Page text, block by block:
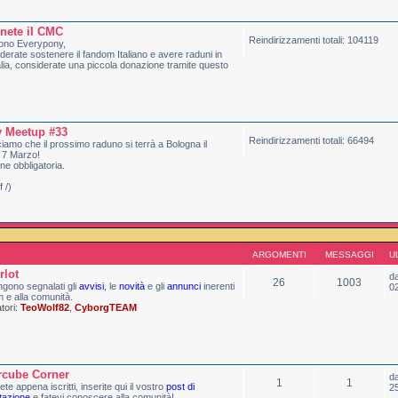
il CMC
Everypony,
sostenere il fandom Italiano e avere raduni in
considerate una piccola donazione tramite questo
Reindirizzamenti totali: 104119
Meetup #33
che il prossimo raduno si terrà a Bologna il
Marzo!
obbligatoria.
/)
Reindirizzamenti totali: 66494
ARGOMENTI MESSAGGI
segnalati gli avvisi , le novità e gli annunci inerenti
e alla comunità.
TeoWolf82 CyborgTEAM
26 1003
Corner
appena iscritti, inserite qui il vostro post di
1 1